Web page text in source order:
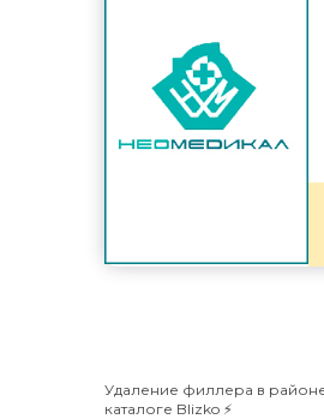
Удаление филлера в
каталоге Blizko ⚡️